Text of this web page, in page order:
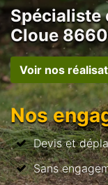
Spécialiste
Cloue
Voir nos
Nos
Devis et
Sans